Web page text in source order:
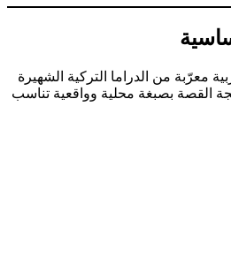
معرّبة من الدراما التركية الشهيرة
القصة بصبغة محلية وواقعية تناسب